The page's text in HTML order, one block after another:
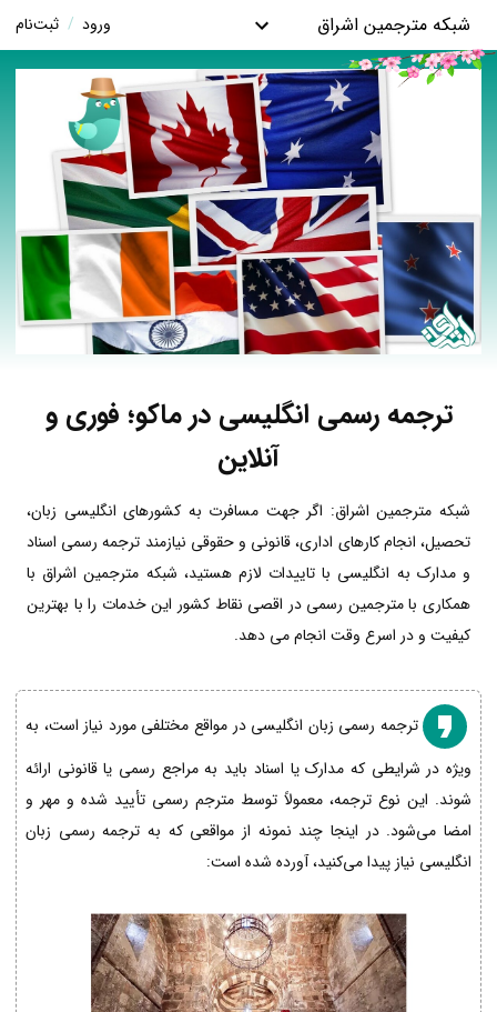
شبکه مترجمین اشراق ورود / ثبت‌نام
ترجمه رسمی انگلیسی در ماکو؛ فوری و
آنلاین
شبکه مترجمین اشراق: اگر جهت مسافرت به کشورهای انگلیسی زبان،
تحصیل، انجام کارهای اداری، قانونی و حقوقی نیازمند ترجمه رسمی اسناد
و مدارک به انگلیسی با تاییدات لازم هستید، شبکه مترجمین اشراق با
همکاری با مترجمین رسمی در اقصی نقاط کشور این خدمات را با بهترین
کیفیت و در اسرع وقت انجام می دهد.
ترجمه رسمی زبان انگلیسی در مواقع مختلفی مورد نیاز است، به
ویژه در شرایطی که مدارک یا اسناد باید به مراجع رسمی یا قانونی ارائه
شوند. این نوع ترجمه، معمولاً توسط مترجم رسمی تأیید شده و مهر و
امضا می‌شود. در اینجا چند نمونه از مواقعی که به ترجمه رسمی زبان
انگلیسی نیاز پیدا می‌کنید، آورده شده است: